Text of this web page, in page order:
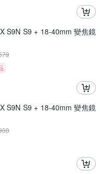
S9N S9 + 18-40mm 變焦鏡
S9N S9 + 18-40mm 變焦鏡